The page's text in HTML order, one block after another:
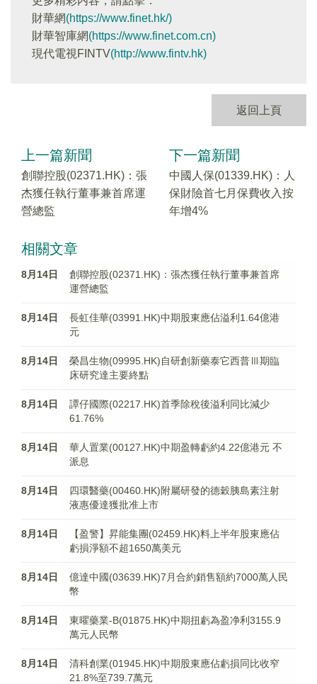
財華網(https://www.finet.hk/)
財華智庫網(https://www.finet.com.cn)
現代電視FINTV(http://www.fintv.hk)
返回上頁
上一篇新聞
創聯控股(02371.HK)：張
杰獲任執行董事兼首席運
營總監
下一篇新聞
中國人保(01339.HK)：人
保財險首七月保費收入按
年增4%
相關文章
8月14日
創聯控股(02371.HK)：張杰獲任執行董事兼首席
運營總監
8月14日
長虹佳華(03991.HK)中期股東應佔溢利1.64億港
元
8月14日
榮昌生物(09995.HK)自研創新藥泰它西普Ⅲ期臨
床研究達主要終點
8月14日
譚仔國際(02217.HK)首季除稅後溢利同比減少
61.76%
8月14日
華人置業(00127.HK)中期盈轉虧約4.22億港元 不
派息
8月14日
四環醫藥(00460.HK)附屬研發的德穀胰島素注射
液惠優達獲批准上市
8月14日
【盈警】昇能集團(02459.HK)料上半年股東應佔
虧損淨額不超1650萬美元
8月14日
億達中國(03639.HK)7月合約銷售額約7000萬人民
幣
8月14日
東曜藥業-B(01875.HK)中期扭虧為盈净利3155.9
萬元人民幣
8月14日
清科創業(01945.HK)中期股東應佔虧損同比收窄
21.8%至739.7萬元